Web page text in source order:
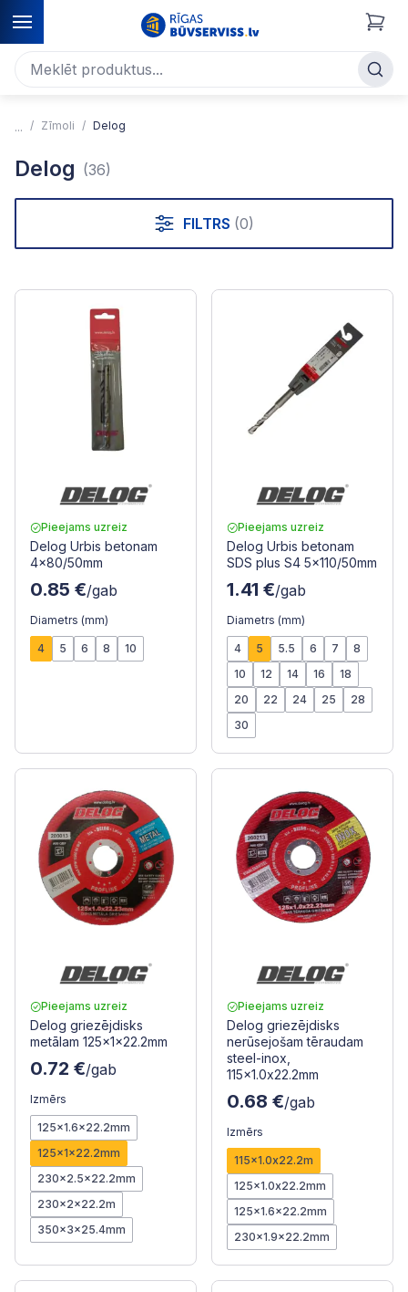
Zīmoli Delog
Delog (36)
FILTRS (0)
Pieejams uzreiz
Delog Urbis betonam
4x80/50mm
0.85 €/gab
Diametrs (mm)
4 5 6 8 10
Pieejams uzreiz
Delog Urbis betonam
SDS plus S4 5x110/50mm
1.41 €/gab
Diametrs (mm)
4 5 5.5 6 7
8
10
12 14 16
18
20
22 24 25
28
30
Pieejams uzreiz
Delog griezējdisks
metālam 125x1x22.2mm
0.72 €/gab
Izmērs
125x1.6x22.2mm
125x1x22.2mm
230x2.5x22.2mm
230x2x22.2m
350x3x25.4mm
Pieejams uzreiz
Delog griezējdisks
nerūsejošam tēraudam
steel-inox,
115x1.0x22.2mm
0.68 €/gab
Izmērs
115x1.0x22.2m
125x1.0x22.2mm
125x1.6x22.2mm
230x1.9x22.2mm